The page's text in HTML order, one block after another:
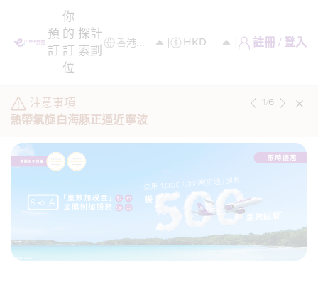
預
訂
你
的
訂
位
探
索
計
劃
註冊 / 登入
注意事項
熱帶氣旋白海豚正逼近寧波
1/6